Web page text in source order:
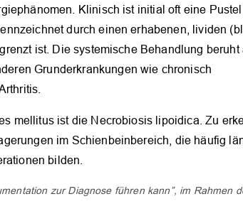
Klinisch ist initial oft eine
durch einen erhabenen, lividen
ist. Die systemische Behandlung beruht
Grunderkrankungen wie chronisch
mellitus ist die Necrobiosis lipoidica. Zu
im Schienbeinbereich, die häufig
bilden.
zur Diagnose führen kann”, im Rahmen